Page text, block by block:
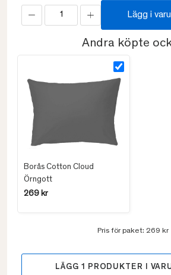
Lägg i
Andra köpte
Borås Cotton Cloud
Örngott
269 kr
Pris för paket: 269 kr
LÄGG 1 PRODUKTER I